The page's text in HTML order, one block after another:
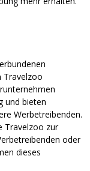
Travelzoo
und bieten
Werbetreibenden.
Travelzoo zur
oder
dieses